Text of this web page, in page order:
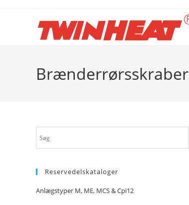
Brænderrørsskraber
Reservedelskataloger
Anlægstyper M, ME, MCS & Cpi12